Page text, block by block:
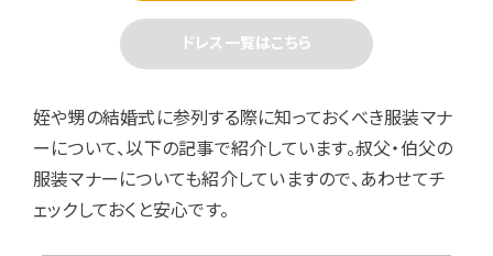
ドレス一覧はこちら
姪や甥の結婚式に参列する際に知っておくべき服装マナ
ーについて、以下の記事で紹介しています。叔父・伯父の
服装マナーについても紹介していますので、あわせてチ
ェックしておくと安心です。